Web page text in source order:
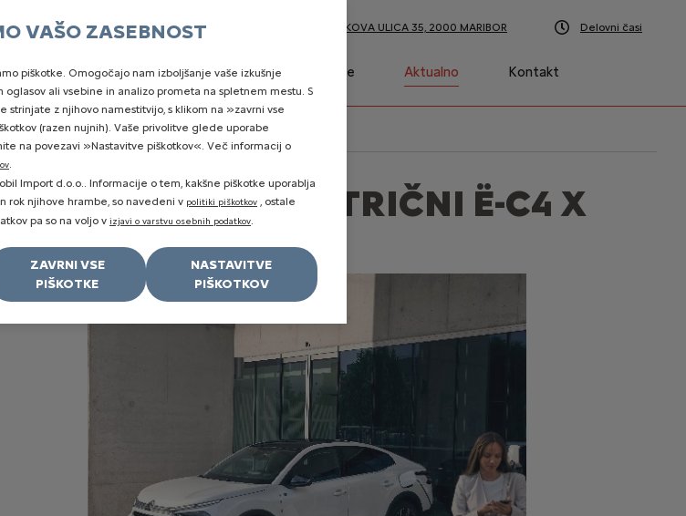
VAŠO ZASEBNOST
piškotke. Omogočajo nam izboljšanje vaše izkušnje
oglasov ali vsebine in analizo prometa na spletnem mestu. S
strinjate z njihovo namestitvijo, s klikom na »zavrni vse
(razen nujnih). Vaše privolitve glede uporabe
na povezavi »Nastavitve piškotkov«. Več informacij o
.
Import d.o.o.. Informacije o tem, kakšne piškotke uporablja
rok njihove hrambe, so navedeni v politiki piškotkov , ostale
pa so na voljo v izjavi o varstvu osebnih podatkov.
ZAVRNI VSE
PIŠKOTKE
NASTAVITVE
PIŠKOTKOV
+38624503400 PTUJSKA CESTA 139, MATIČKOVA ULICA 35, 2000 MARIBOR Delovni časi
vozila Rabljena vozila Servis in storitve Aktualno Kontakt
C4 X IN ELEKTRIČNI Ë-C4 X